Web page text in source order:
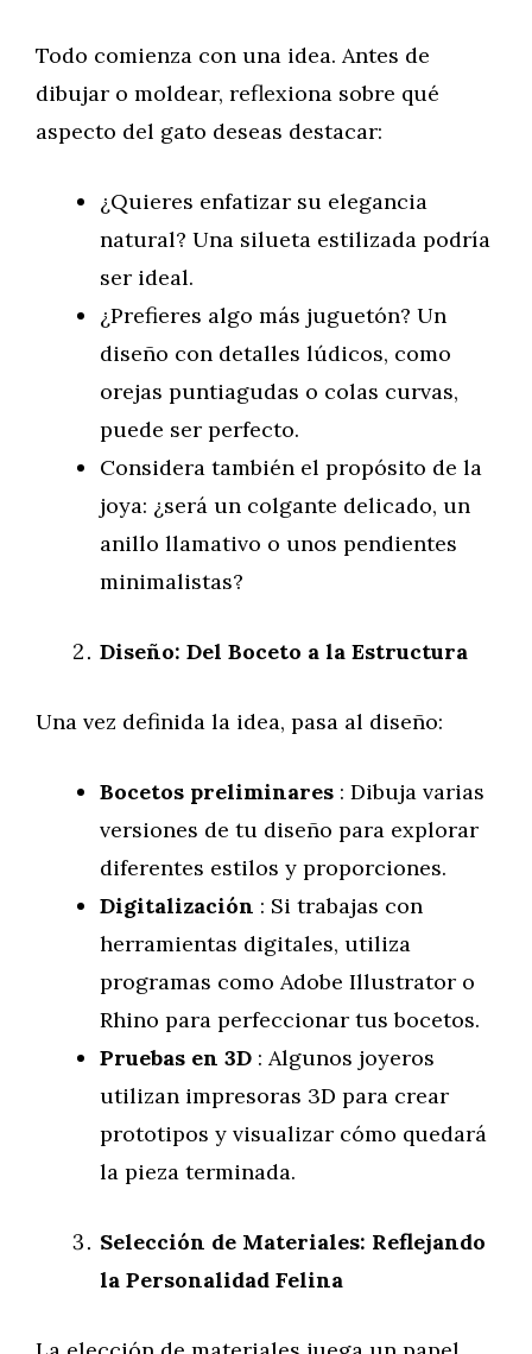
Todo comienza con una idea. Antes de
dibujar o moldear, reflexiona sobre qué
aspecto del gato deseas destacar:
¿Quieres enfatizar su elegancia
natural? Una silueta estilizada podría
ser ideal.
¿Prefieres algo más juguetón? Un
diseño con detalles lúdicos, como
orejas puntiagudas o colas curvas,
puede ser perfecto.
Considera también el propósito de la
joya: ¿será un colgante delicado, un
anillo llamativo o unos pendientes
minimalistas?
Diseño: Del Boceto a la Estructura
Una vez definida la idea, pasa al diseño:
Bocetos preliminares : Dibuja varias
versiones de tu diseño para explorar
diferentes estilos y proporciones.
Digitalización : Si trabajas con
herramientas digitales, utiliza
programas como Adobe Illustrator o
Rhino para perfeccionar tus bocetos.
Pruebas en 3D : Algunos joyeros
utilizan impresoras 3D para crear
prototipos y visualizar cómo quedará
la pieza terminada.
Selección de Materiales: Reflejando
la Personalidad Felina